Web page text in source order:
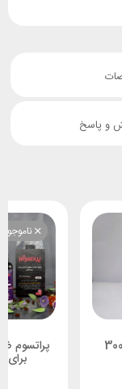
و پاسخ
پودر شامپو سر 300
ناموجود
پراتسوم
برای